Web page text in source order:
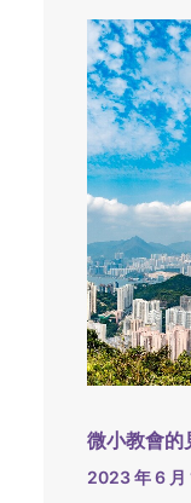
微小教會的
2023 年 6 月